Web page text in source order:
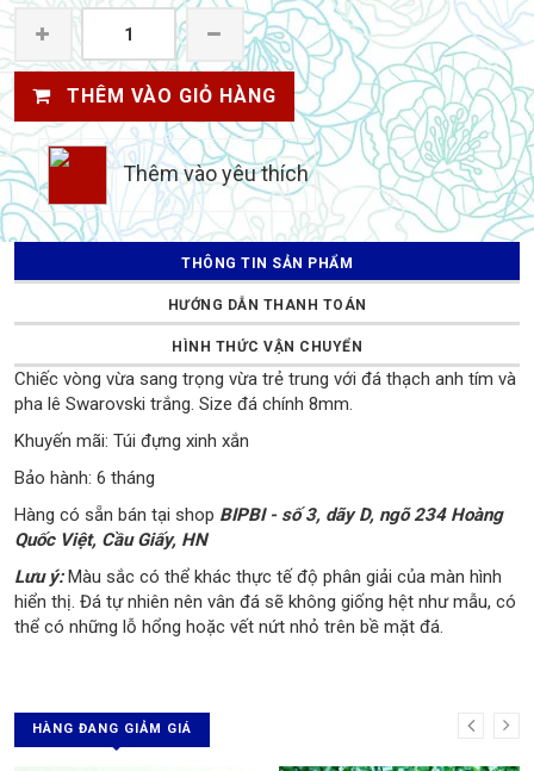
THÊM VÀO GIỎ HÀNG
Thêm vào yêu thích
THÔNG TIN SẢN PHẨM
HƯỚNG DẪN THANH TOÁN
HÌNH THỨC VẬN CHUYỂN
Chiếc vòng vừa sang trọng vừa trẻ trung với đá thạch anh tím và
pha lê Swarovski trắng. Size đá chính 8mm.
Khuyến mãi: Túi đựng xinh xắn
Bảo hành: 6 tháng
Hàng có sẵn bán tại shop BIPBI - số 3, dãy D, ngõ 234 Hoàng
Quốc Việt, Cầu Giấy, HN
Lưu ý:Màu sắc có thể khác thực tế độ phân giải của màn hình
hiển thị. Đá tự nhiên nên vân đá sẽ không giống hệt như mẫu, có
thể có những lỗ hổng hoặc vết nứt nhỏ trên bề mặt đá.
HÀNG ĐANG GIẢM GIÁ